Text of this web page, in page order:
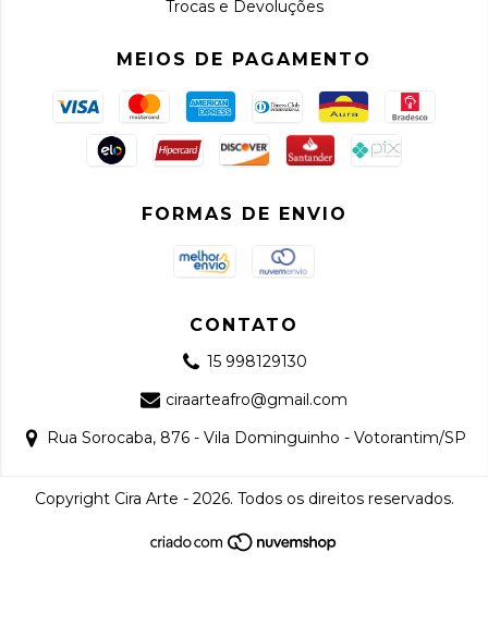
Trocas e Devoluções
MEIOS DE PAGAMENTO
FORMAS DE ENVIO
CONTATO
15 998129130
ciraarteafro@gmail.com
Rua Sorocaba, 876 - Vila Dominguinho - Votorantim/SP
Copyright Cira Arte - 2026. Todos os direitos reservados.